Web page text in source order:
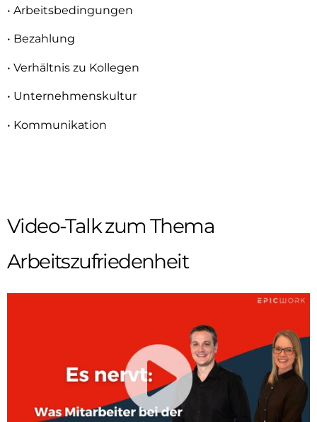
• Arbeitsbedingungen
• Bezahlung
• Verhältnis zu Kollegen
• Unternehmenskultur
• Kommunikation
Video-Talk zum Thema
Arbeitszufriedenheit